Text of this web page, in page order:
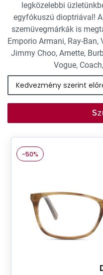
legközelebbi
egyfókuszú dioptriával!
szemüvegmárkák is
Emporio Armani, Ray-Ban,
Jimmy Choo, Arnette,
Vogue,
-50%